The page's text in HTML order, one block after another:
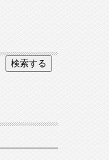
検索する